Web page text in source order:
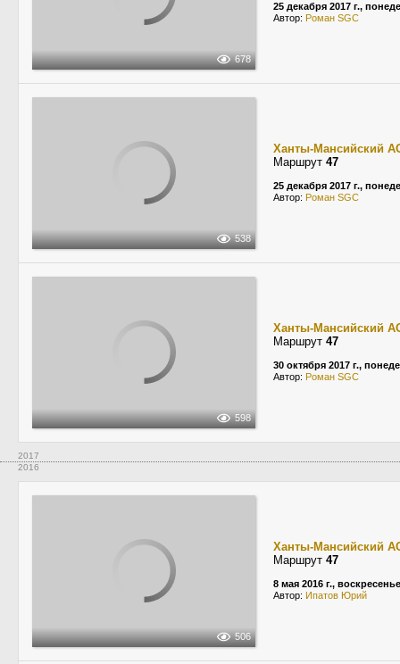
678
25 декабря 2017 г.,
Автор: Роман SGC
538
Ханты-Мансийский
Маршрут 47
25 декабря 2017 г.,
Автор: Роман SGC
598
Ханты-Мансийский
Маршрут 47
30 октября 2017 г.,
Автор: Роман SGC
2017
2016
506
Ханты-Мансийский
Маршрут 47
8 мая 2016 г., воскресенье
Автор: Ипатов Юрий